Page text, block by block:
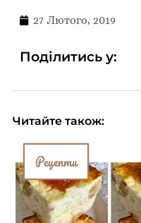
27 Лютого, 2019
Поділитись у:
Читайте також:
Рецепти